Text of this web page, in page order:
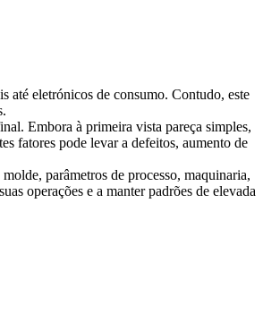
até eletrónicos de consumo. Contudo, este
Embora à primeira vista pareça simples,
fatores pode levar a defeitos, aumento de
parâmetros de processo, maquinaria,
operações e a manter padrões de elevada